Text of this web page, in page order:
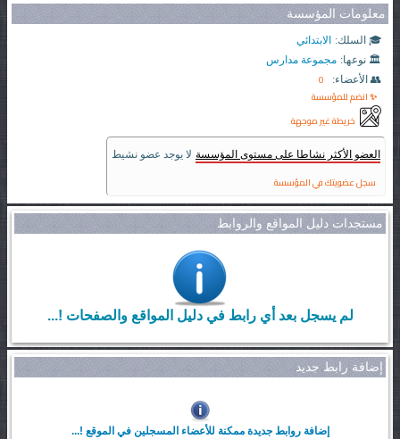
معلومات المؤسسة
🎓 السلك: الابتدائي
🏛️ نوعها: مجموعة مدارس
👥 الأعضاء:
0
✨ انضم للمؤسسة
خريطة غير موجهة
العضو الأكثر نشاطا على مستوى المؤسسة لا يوجد عضو نشيط
سجل عضويتك في المؤسسة
مستجدات دليل المواقع والروابط
لم يسجل بعد أي رابط في دليل المواقع والصفحات !...
إضافة رابط جديد
إضافة روابط جديدة ممكنة للأعضاء المسجلين في الموقع !...